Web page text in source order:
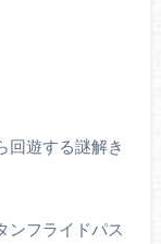
回遊する謎解き
ンフライドパス